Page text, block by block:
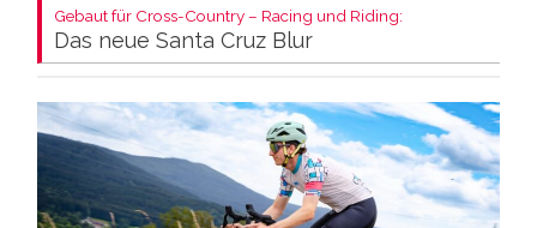
Gebaut für Cross-Country – Racing und Riding:
Das neue Santa Cruz Blur